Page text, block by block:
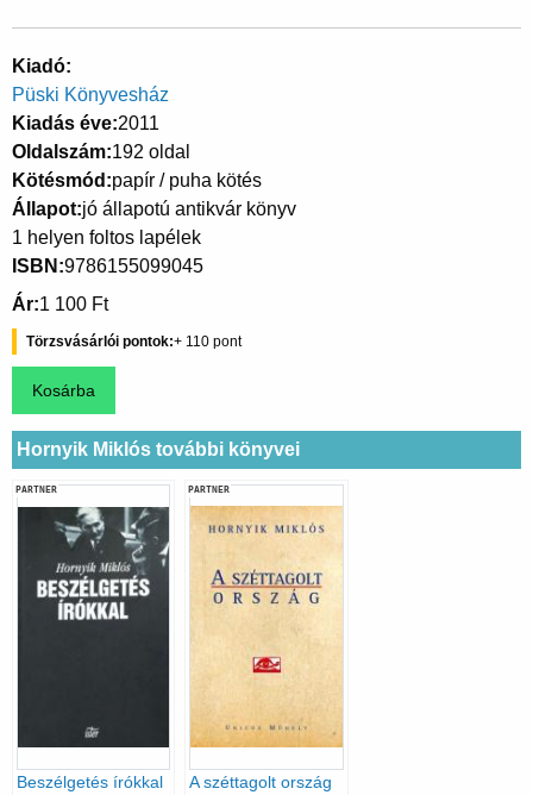
Kiadó
Püski Könyvesház
Kiadás éve 2011
Oldalszám 192 oldal
Kötésmód papír / puha kötés
Állapot jó állapotú antikvár könyv
1 helyen foltos lapélek
ISBN 9786155099045
Ár 1 100 Ft
Törzsvásárlói pontok 110
Hornyik Miklós további könyvei
PARTNER
Beszélgetés írókkal
PARTNER
A széttagolt ország